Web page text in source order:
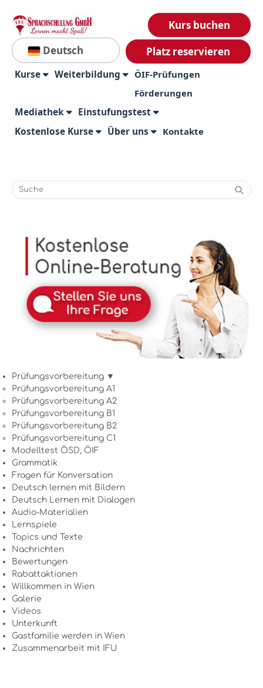
Deutsch
Kurs buchen
Platz reservieren
Kurse Weiterbildung
ÖIF-Prüfungen
Förderungen
Mediathek
Einstufungstest
Kostenlose Kurse
Über uns Kontakte
Prüfungsvorbereitung ▼
Prüfungsvorbereitung A1
Prüfungsvorbereitung A2
Prüfungsvorbereitung B1
Prüfungsvorbereitung B2
Prüfungsvorbereitung C1
Modelltest ÖSD, ÖIF
Grammatik
Fragen für Konversation
Deutsch lernen mit Bildern
Deutsch Lernen mit Dialogen
Audio-Materialien
Lernspiele
Topics und Texte
Nachrichten
Bewertungen
Rabattaktionen
Willkommen in Wien
Galerie
Videos
Unterkunft
Gastfamilie werden in Wien
Zusammenarbeit mit IFU